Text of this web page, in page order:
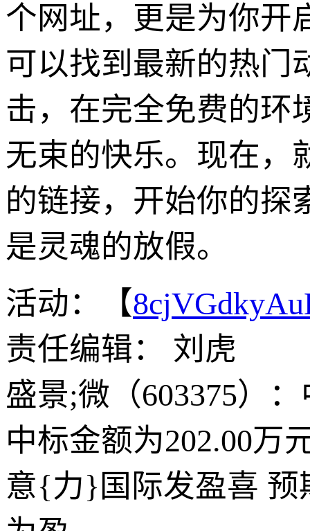
个网址，更是为你开
可以找到最新的热门
击，在完全免费的环
无束的快乐。现在，
的链接，开始你的
是灵魂的放假。
活动：【
责任编辑： 刘虎
盛景;微（603375）
中标金额为202.00万
意{力}国际发盈喜 预